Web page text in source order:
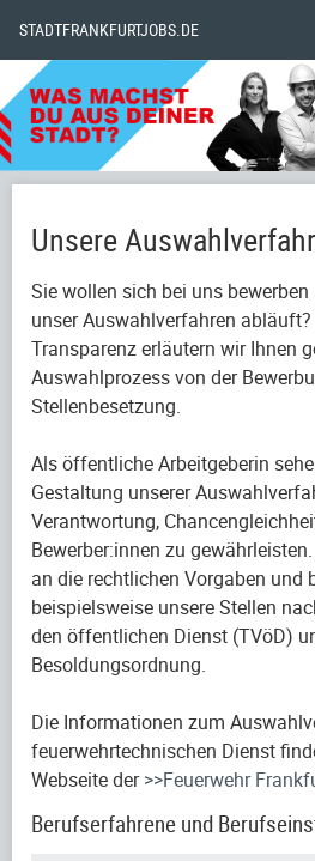
STADTFRANKFURTJOBS.DE
Unsere
Sie wollen sich bei uns
unser Auswahlverfahren abläuft?
Transparenz erläutern wir Ihnen
Auswahlprozess von der
Stellenbesetzung.
Als öffentliche Arbeitgeberin
Gestaltung unserer
Verantwortung,
Bewerber:innen zu
an die rechtlichen Vorgaben und
beispielsweise unsere Stellen
den öffentlichen Dienst (TVöD)
Besoldungsordnung.
Die Informationen zum
feuerwehrtechnischen Dienst
Webseite der>>Feuerwehr
Berufserfahrene und